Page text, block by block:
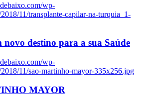
wp-
11/transplante-capilar-na-turquia_1-
destino para a sua Saúde
wp-
11/sao-martinho-mayor-335x256.jpg
MAYOR